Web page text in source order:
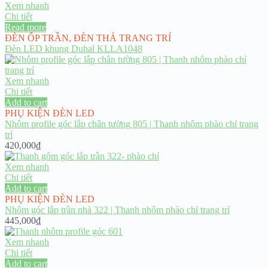
Xem nhanh
Chi tiết
Read more
ĐÈN ỐP TRẦN, ĐÈN THẢ TRANG TRÍ
Đèn LED khung Duhal KLLA1048
Xem nhanh
Chi tiết
Add to cart
PHỤ KIỆN ĐÈN LED
Nhôm profile góc lắp chân tường 805 | Thanh nhôm phào chỉ trang
trí
420,000₫
Xem nhanh
Chi tiết
Add to cart
PHỤ KIỆN ĐÈN LED
Nhôm góc lắp trần nhà 322 | Thanh nhôm phào chỉ trang trí
445,000₫
Xem nhanh
Chi tiết
Add to cart